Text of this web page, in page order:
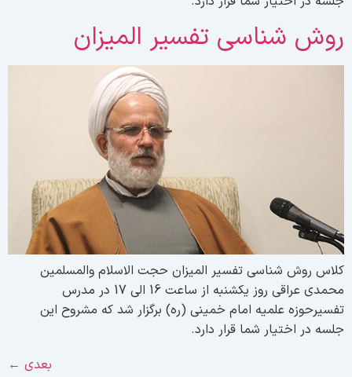
شناسی تفسیر المیزان
روش شناسی تفسیر المیزان حجت الاسلام والمسلمین
محمدی عراقی روز یکشنبه از ساعت 16 الی 17 در مدرس
علمیه امام خمینی (ره) برگزار شد که مشروح این
در اختیار شما قرار دارد.
بعدی←